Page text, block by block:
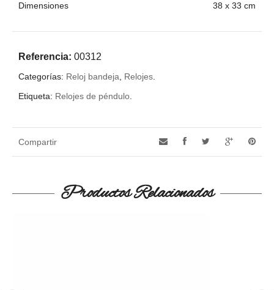
Dimensiones 38 x 33 cm
Referencia: 00312
Categorías: Reloj bandeja, Relojes.
Etiqueta: Relojes de péndulo.
Compartir
Productos Relacionados